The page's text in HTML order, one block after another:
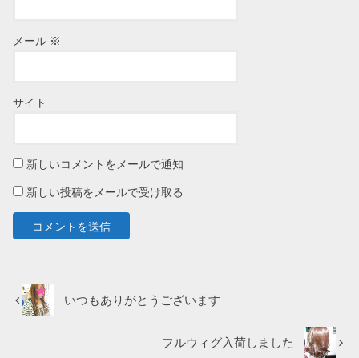
メール ※
サイト
新しいコメントをメールで通知
新しい投稿をメールで受け取る
いつもありがとうございます
フルウィグ入荷しました